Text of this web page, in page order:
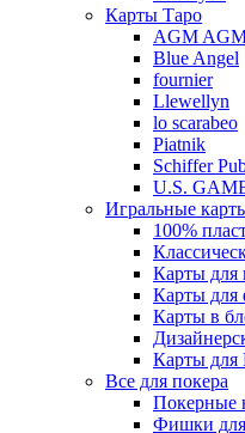
Карты Таро
AGM
Blue Angel
fournier
Llewellyn
lo scarabeo
Piatnik
Schiffer
U.S.
Игральные
100%
Карты для
Карты для
Карты в
Карты для
Все для покера
Покерные
Фишки для